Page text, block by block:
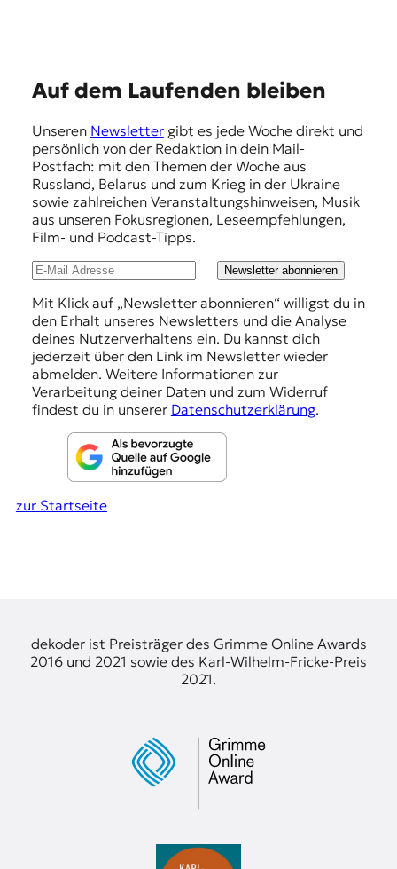
Auf dem Laufenden bleiben
Unseren Newslettergibt es jede Woche direkt und
persönlich von der Redaktion in dein Mail-
Postfach: mit den Themen der Woche aus
Russland, Belarus und zum Krieg in der Ukraine
sowie zahlreichen Veranstaltungshinweisen, Musik
aus unseren Fokusregionen, Leseempfehlungen,
Film- und Podcast-Tipps.
Newsletter abonnieren
Mit Klick auf „Newsletter abonnieren“ willigst du in
den Erhalt unseres Newsletters und die Analyse
deines Nutzerverhaltens ein. Du kannst dich
jederzeit über den Link im Newsletter wieder
abmelden. Weitere Informationen zur
Verarbeitung deiner Daten und zum Widerruf
findest du in unserer Datenschutzerklärung.
zur Startseite
dekoder ist Preisträger des Grimme Online Awards
2016 und 2021 sowie des Karl-Wilhelm-Fricke-Preis
2021.